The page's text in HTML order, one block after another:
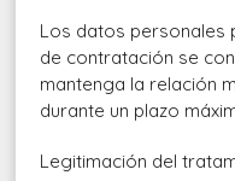
Los datos personales
de contratación se
mantenga la relación
durante un plazo
Legitimación del